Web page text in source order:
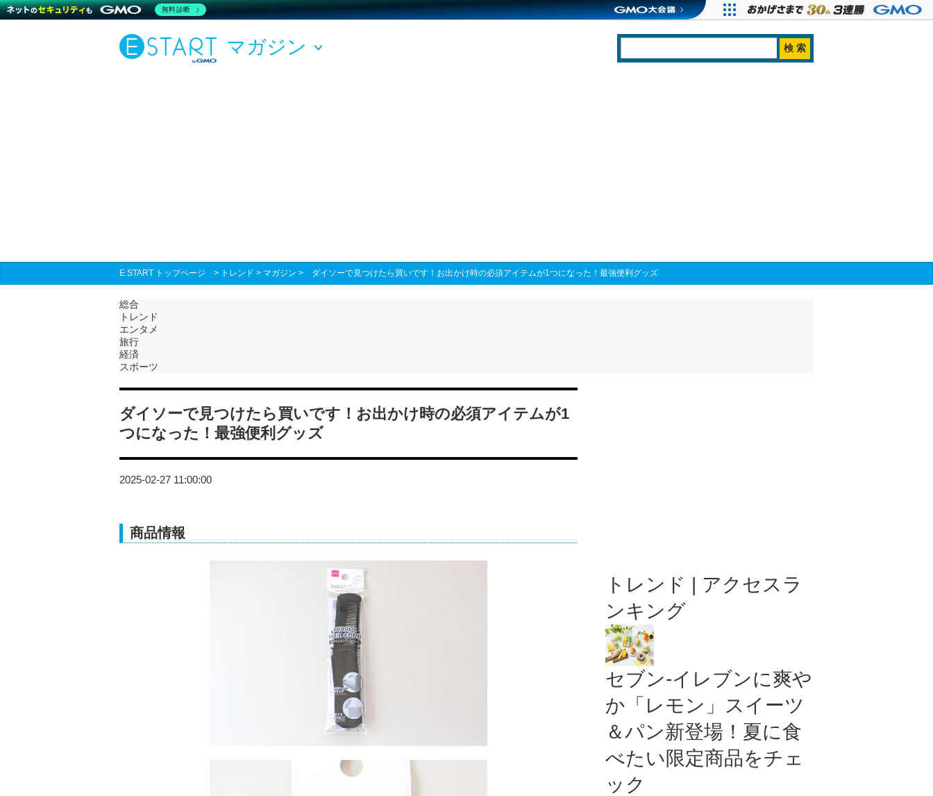
マガジン
E START トップページ > トレンド > マガジン > ダイソーで見つけたら買いです！お出かけ時の必須アイテムが1つになった！最強便利グッズ
総合
トレンド
エンタメ
旅行
経済
スポーツ
ダイソーで見つけたら買いです！お出かけ時の必須アイテムが1
つになった！最強便利グッズ
2025-02-27 11:00:00
商品情報
トレンド | アクセスラ
ンキング
セブン‐イレブンに爽や
か「レモン」スイーツ
＆パン新登場！夏に食
べたい限定商品をチェ
ック
無料診断